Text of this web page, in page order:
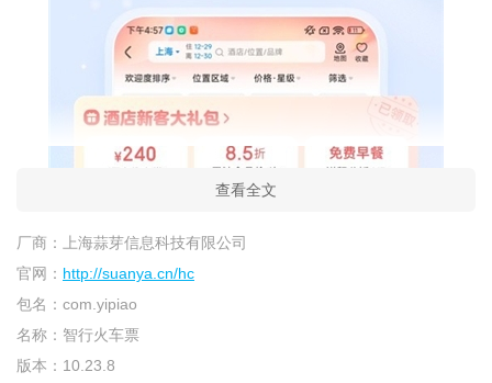
查看全文
厂商：
上海蒜芽信息科技有限公司
官网： http://suanya.cn/hc
包名： com.yipiao
名称： 智行火车票
版本： 10.23.8